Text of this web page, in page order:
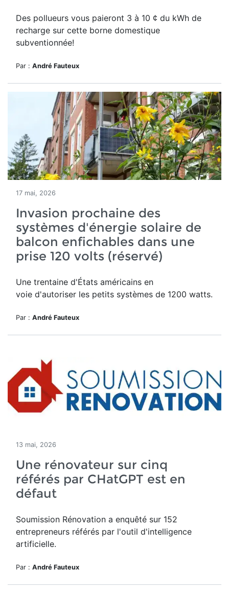
Des pollueurs vous paieront 3 à 10 ¢ du kWh de
recharge sur cette borne domestique
subventionnée!
Par : André Fauteux
17 mai, 2026
Invasion prochaine des
systèmes d'énergie solaire de
balcon enfichables dans une
prise 120 volts (réservé)
Une trentaine d'États américains en
voie d'autoriser les petits systèmes de 1200 watts.
Par : André Fauteux
13 mai, 2026
Une rénovateur sur cinq
référés par CHatGPT est en
défaut
Soumission Rénovation a enquêté sur 152
entrepreneurs référés par l'outil d'intelligence
artificielle.
Par : André Fauteux